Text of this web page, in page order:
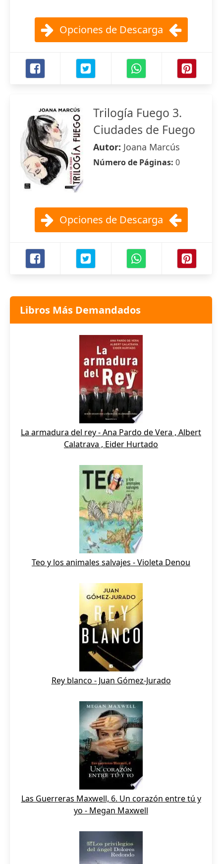
Opciones de Descarga
Trilogía Fuego 3.
Ciudades de Fuego
Autor: Joana Marcús
Número de Páginas: 0
Opciones de Descarga
Libros Más Demandados
La armadura del rey - Ana Pardo de Vera , Albert
Calatrava , Eider Hurtado
Teo y los animales salvajes - Violeta Denou
Rey blanco - Juan Gómez-Jurado
Las Guerreras Maxwell, 6. Un corazón entre tú y
yo - Megan Maxwell